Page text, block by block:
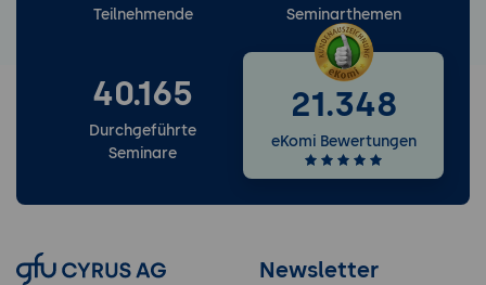
Teilnehmende Seminarthemen
40.165
Durchgeführte
Seminare
21.348
eKomi Bewertungen
Newsletter